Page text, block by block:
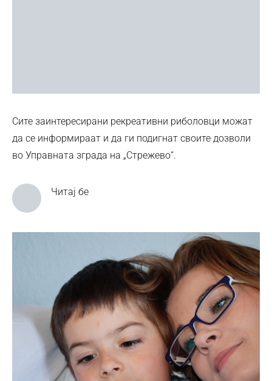
Сите заинтересирани рекреативни риболовци можат
да се информираат и да ги подигнат своите дозволи
во Управната зграда на „Стрежево“.
Читај бе